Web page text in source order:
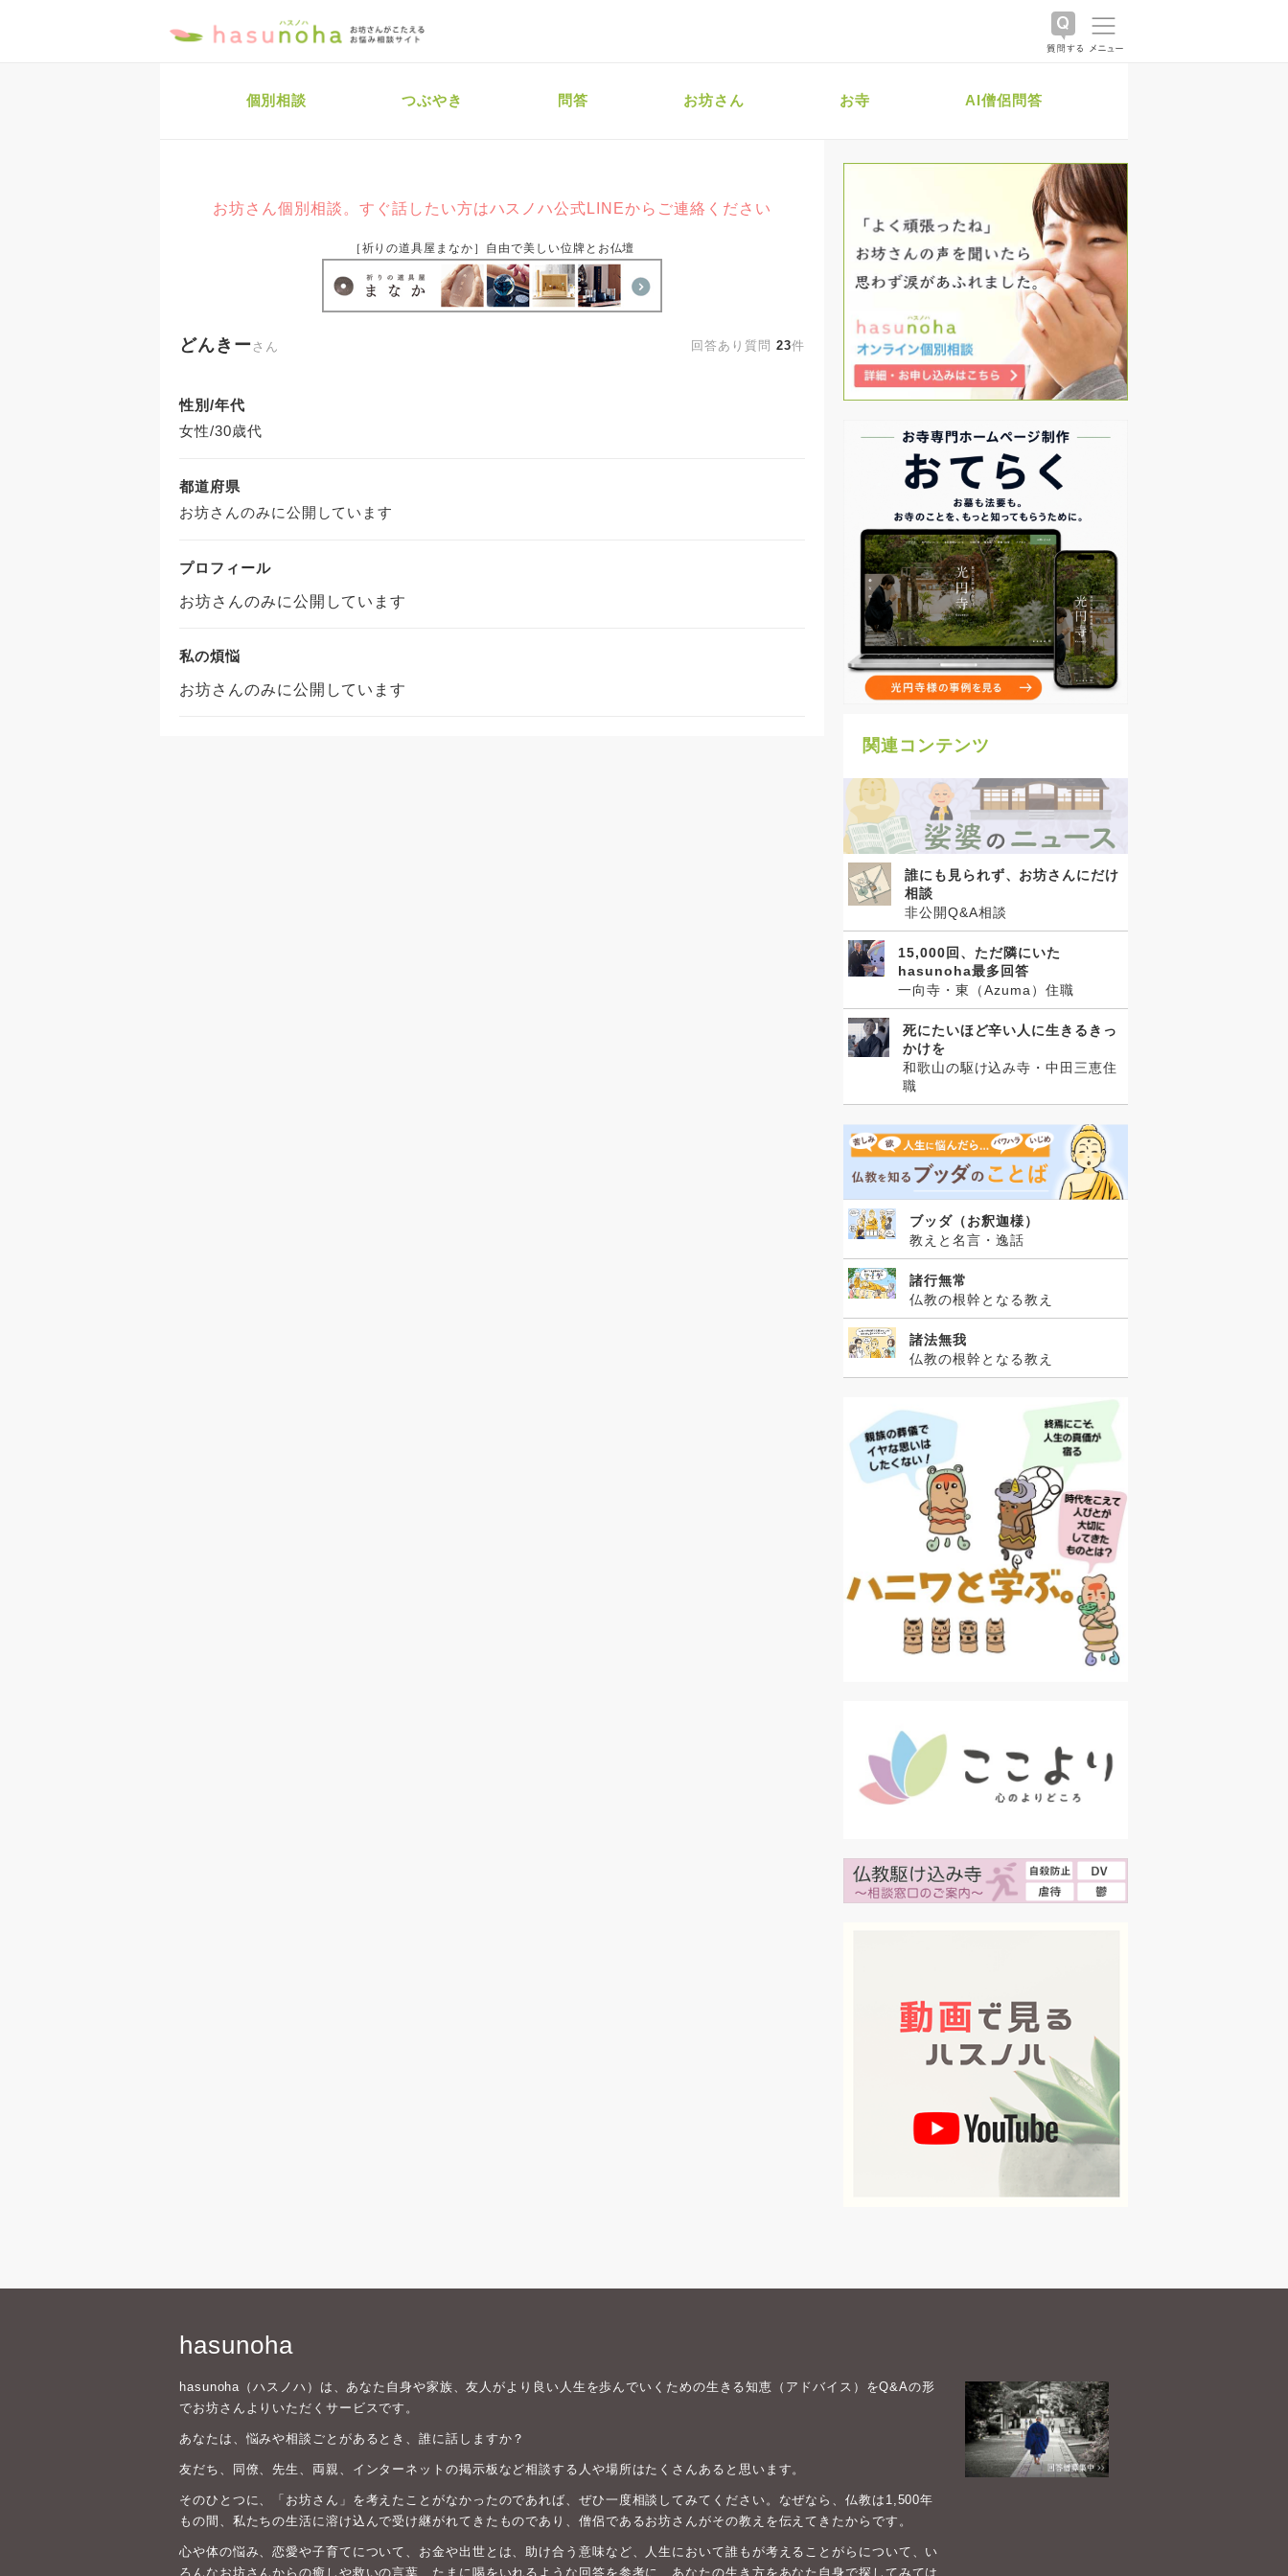
個別相談 つぶやき 問答 お坊さん お寺 AI僧侶問答
お坊さん個別相談。すぐ話したい方はハスノハ公式LINEからご連絡ください
［祈りの道具屋まなか］自由で美しい位牌とお仏壇
どんきー さん 回答あり質問23件
性別/年代
女性/30歳代
都道府県
お坊さんのみに公開しています
プロフィール
お坊さんのみに公開しています
私の煩悩
お坊さんのみに公開しています
関連コンテンツ
誰にも見られず、お坊さんにだけ
相談
非公開Q&A相談
15,000回、ただ隣にいた
hasunoha最多回答
一向寺・東（Azuma）住職
死にたいほど辛い人に生きるきっ
かけを
和歌山の駆け込み寺・中田三恵住
職
ブッダ（お釈迦様）
教えと名言・逸話
諸行無常
仏教の根幹となる教え
諸法無我
仏教の根幹となる教え
hasunoha
hasunoha（ハスノハ）は、あなた自身や家族、友人がより良い人生を歩んでいくための生きる知恵（アドバイス）をQ&Aの形
でお坊さんよりいただくサービスです。
あなたは、悩みや相談ごとがあるとき、誰に話しますか？
友だち、同僚、先生、両親、インターネットの掲示板など相談する人や場所はたくさんあると思います。
そのひとつに、「お坊さん」を考えたことがなかったのであれば、ぜひ一度相談してみてください。なぜなら、仏教は1,500年
もの間、私たちの生活に溶け込んで受け継がれてきたものであり、僧侶であるお坊さんがその教えを伝えてきたからです。
心や体の悩み、恋愛や子育てについて、お金や出世とは、助け合う意味など、人生において誰もが考えることがらについて、い
ろんなお坊さんからの癒しや救いの言葉、たまに喝をいれるような回答を参考に、あなたの生き方をあなた自身で探してみては